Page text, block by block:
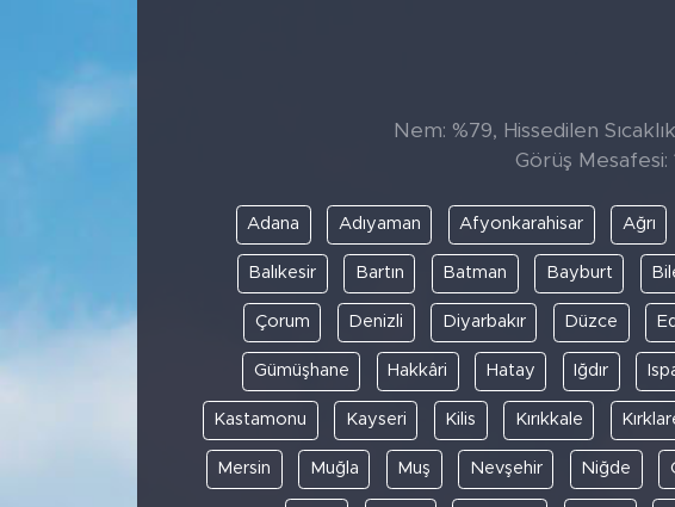
Nem: %79, Hissedilen
Görüş Mesafesi:
Adana Adıyaman Afyonkarahisar Ağrı
Balıkesir Bartın Batman Bayburt
Çorum Denizli Diyarbakır Düzce
Gümüşhane Hakkâri Hatay Iğdır
Kastamonu Kayseri Kilis Kırıkkale
Mersin Muğla Muş Nevşehir Niğde